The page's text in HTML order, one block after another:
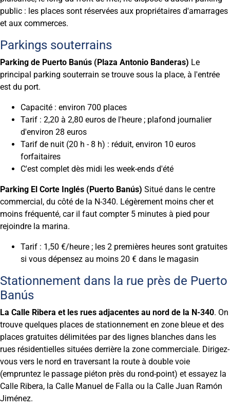
public : les places sont réservées aux propriétaires d'amarrages
et aux commerces.
Parkings souterrains
Parking de Puerto Banús (Plaza Antonio Banderas) Le
principal parking souterrain se trouve sous la place, à l'entrée
est du port.
Capacité : environ 700 places
Tarif : 2,20 à 2,80 euros de l'heure ; plafond journalier
d'environ 28 euros
Tarif de nuit (20 h - 8 h) : réduit, environ 10 euros
forfaitaires
C'est complet dès midi les week-ends d'été
Parking El Corte Inglés (Puerto Banús) Situé dans le centre
commercial, du côté de la N-340. Légèrement moins cher et
moins fréquenté, car il faut compter 5 minutes à pied pour
rejoindre la marina.
Tarif : 1,50 €/heure ; les 2 premières heures sont gratuites
si vous dépensez au moins 20 € dans le magasin
Stationnement dans la rue près de Puerto
Banús
La Calle Ribera et les rues adjacentes au nord de la N-340. On
trouve quelques places de stationnement en zone bleue et des
places gratuites délimitées par des lignes blanches dans les
rues résidentielles situées derrière la zone commerciale. Dirigez-
vous vers le nord en traversant la route à double voie
(empruntez le passage piéton près du rond-point) et essayez la
Calle Ribera, la Calle Manuel de Falla ou la Calle Juan Ramón
Jiménez.